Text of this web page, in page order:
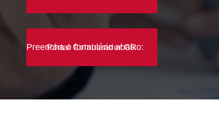
Portal Colaborador GR
Preencha o formulário abaixo: